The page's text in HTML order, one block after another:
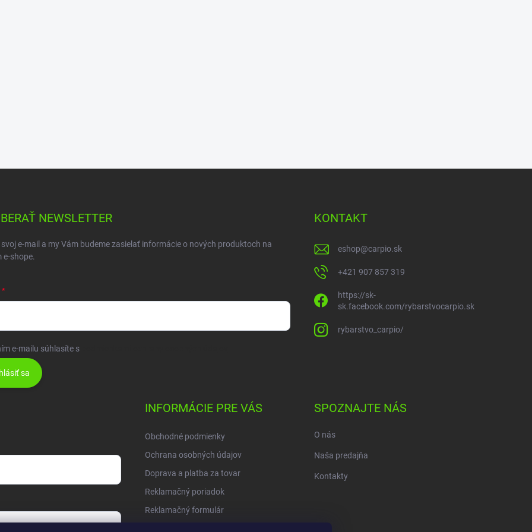
NEWSLETTER
e-mail a my Vám budeme zasielať informácie o nových produktoch na
e-shope.
e-mailu súhlasíte s
sa
KONTAKT
eshop@carpio.sk
+421 907 857 319
https://sk-
sk.facebook.com/rybarstvocarpio.sk
rybarstvo_carpio/
INFORMÁCIE PRE VÁS
Obchodné podmienky
Ochrana osobných údajov
Doprava a platba za tovar
Reklamačný poriadok
Reklamačný formulár
SPOZNAJTE NÁS
O nás
Naša predajňa
Kontakty